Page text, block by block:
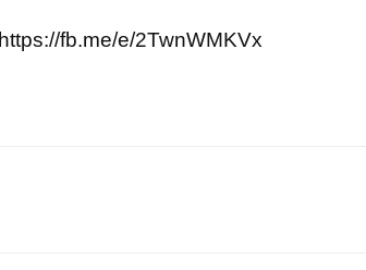
https://fb.me/e/2TwnWMKVx